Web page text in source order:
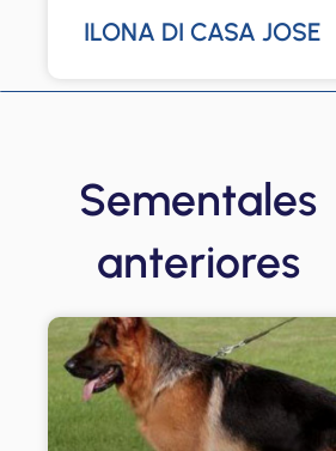
ILONA DI CASA JOSE
Sementales
anteriores